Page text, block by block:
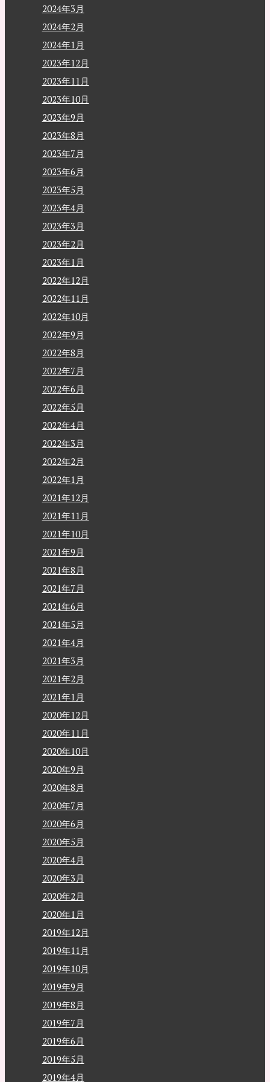
2024年3月
2024年2月
2024年1月
2023年12月
2023年11月
2023年10月
2023年9月
2023年8月
2023年7月
2023年6月
2023年5月
2023年4月
2023年3月
2023年2月
2023年1月
2022年12月
2022年11月
2022年10月
2022年9月
2022年8月
2022年7月
2022年6月
2022年5月
2022年4月
2022年3月
2022年2月
2022年1月
2021年12月
2021年11月
2021年10月
2021年9月
2021年8月
2021年7月
2021年6月
2021年5月
2021年4月
2021年3月
2021年2月
2021年1月
2020年12月
2020年11月
2020年10月
2020年9月
2020年8月
2020年7月
2020年6月
2020年5月
2020年4月
2020年3月
2020年2月
2020年1月
2019年12月
2019年11月
2019年10月
2019年9月
2019年8月
2019年7月
2019年6月
2019年5月
2019年4月